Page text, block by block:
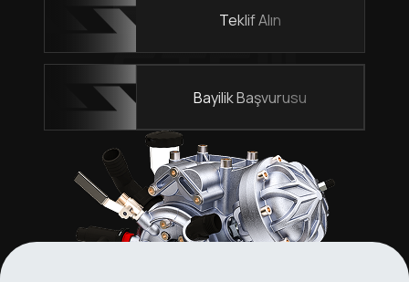
Teklif Alın
Bayilik Başvurusu